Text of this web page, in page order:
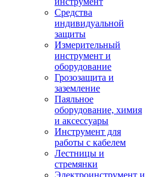
Средства
индивидуальной
защиты
Измерительный
инструмент и
оборудование
Грозозащита и
заземление
Паяльное
оборудование, химия
и аксессуары
Инструмент для
работы с кабелем
Лестницы и
стремянки
Электроинструмент и